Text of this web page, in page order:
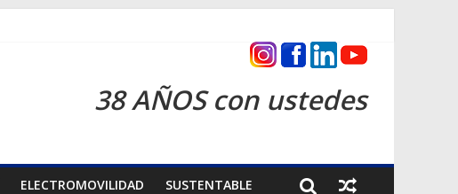
38 AÑOS con ustedes
ELECTROMOVILIDAD SUSTENTABLE